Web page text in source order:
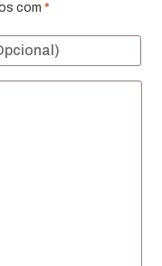
com *